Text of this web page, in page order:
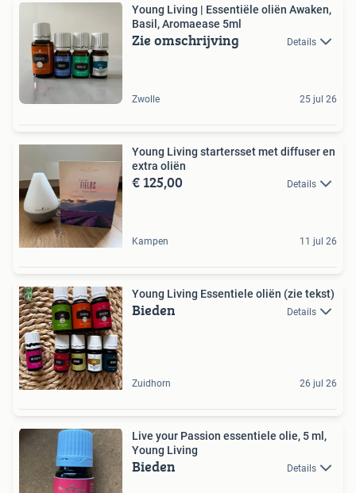
Young Living | Essentiële oliën Awaken,
Basil, Aromaease 5ml
Zie omschrijving Details
Zwolle 25 jul 26
Young Living startersset met diffuser en
extra oliën
€ 125,00 Details
Kampen 11 jul 26
Young Living Essentiele oliën (zie tekst)
Bieden Details
Zuidhorn 26 jul 26
Live your Passion essentiele olie, 5 ml,
Young Living
Bieden Details